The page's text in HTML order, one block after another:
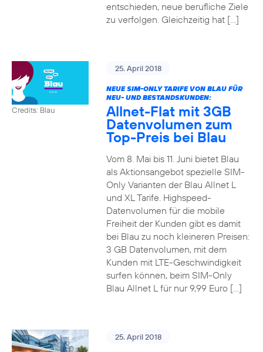
entschieden, neue berufliche Ziele
zu verfolgen. Gleichzeitig hat […]
Credits: Blau
25. April 2018
NEUE SIM-ONLY TARIFE VON BLAU FÜR
NEU- UND BESTANDSKUNDEN:
Allnet-Flat mit 3GB
Datenvolumen zum
Top-Preis bei Blau
Vom 8. Mai bis 11. Juni bietet Blau
als Aktionsangebot spezielle SIM-
Only Varianten der Blau Allnet L
und XL Tarife. Highspeed-
Datenvolumen für die mobile
Freiheit der Kunden gibt es damit
bei Blau zu noch kleineren Preisen:
3 GB Datenvolumen, mit dem
Kunden mit LTE-Geschwindigkeit
surfen können, beim SIM-Only
Blau Allnet L für nur 9,99 Euro […]
25. April 2018